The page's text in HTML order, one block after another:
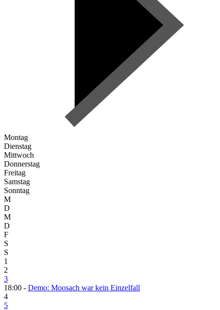
Montag
Dienstag
Mittwoch
Donnerstag
Freitag
Samstag
Sonntag
M
D
M
D
F
S
S
1
2
3
18:00 - Demo: Moosach war kein Einzelfall
4
5